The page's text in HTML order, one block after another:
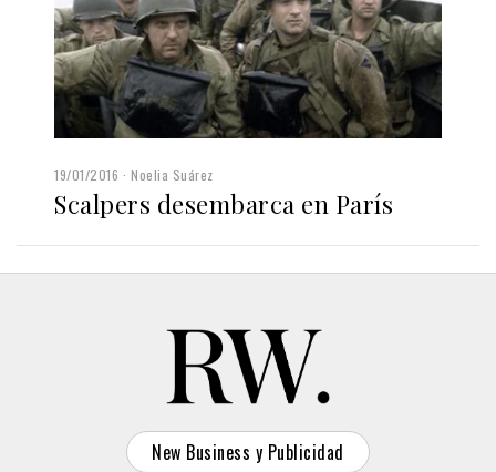
19/01/2016 Noelia Suárez
Scalpers desembarca en París
New Business y Publicidad